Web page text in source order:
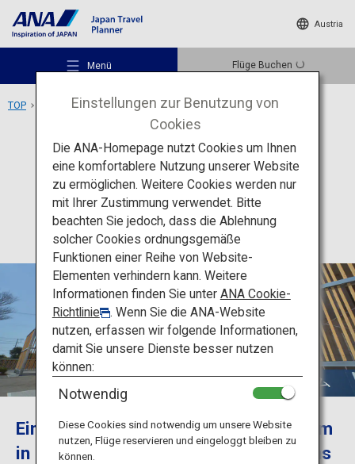
Austria
Menü Flüge Buchen
Empfohlene Orte
Reiseideen
Reiseziele
Reiseinformationen
TOP Region Chubu Fujinokuni-Teemuseum
Erlebnisse Shizuoka
Fujinokuni-Teemuseum
Einführung zum Fujinokuni-Teemuseum
in Shizuoka, der Teehauptstadt Japans
Einstellungen zur Benutzung von
Cookies
Die ANA-Homepage nutzt Cookies um Ihnen
eine komfortablere Nutzung unserer Website
zu ermöglichen. Weitere Cookies werden nur
mit Ihrer Zustimmung verwendet. Bitte
beachten Sie jedoch, dass die Ablehnung
solcher Cookies ordnungsgemäße
Funktionen einer Reihe von Website-
Elementen verhindern kann. Weitere
Informationen finden Sie unter ANA Cookie-
Richtlinie
. Wenn Sie die ANA-Website
nutzen, erfassen wir folgende Informationen,
damit Sie unsere Dienste besser nutzen
können:
Notwendig
Diese Cookies sind notwendig um unsere Website
nutzen, Flüge reservieren und eingeloggt bleiben zu
können.